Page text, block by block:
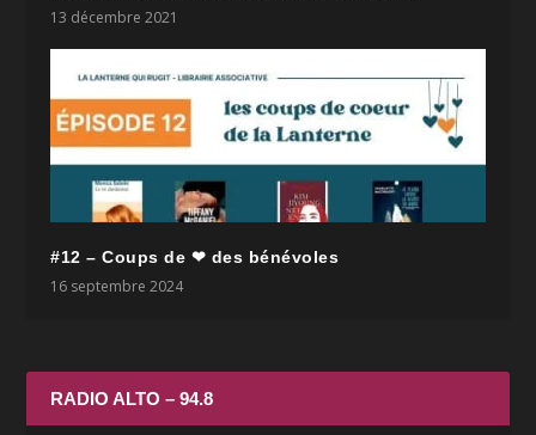
13 décembre 2021
#12 – Coups de ❤ des bénévoles
16 septembre 2024
RADIO ALTO – 94.8